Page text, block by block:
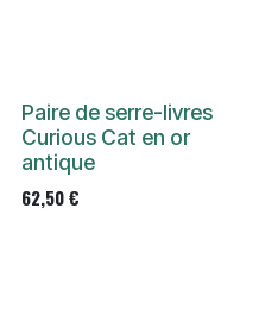
Paire de serre-livres
Curious Cat en or
antique
62,50€